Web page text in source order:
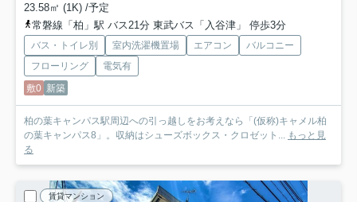
23.58㎡ (1K) /予定
常磐線「柏」駅 バス21分 東武バス「入谷津」 停歩3分
バス・トイレ別 室内洗濯機置場 エアコン
バルコニー
フローリング
電気有
敷0 新築
柏の葉キャンパス駅周辺への引っ越しをお考えなら「(仮称)キャメル柏
の葉キャンパス8」。収納はシューズボックス・クロゼット... もっと見
る
賃貸マンション